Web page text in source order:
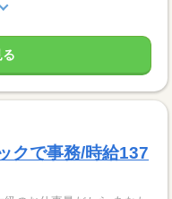
クで事務/時給137